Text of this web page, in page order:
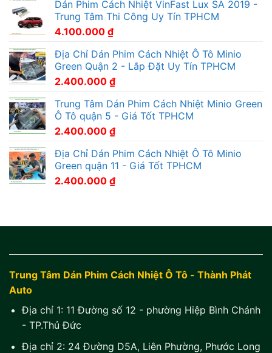
Dán Phim Cách Nhiệt VinFast Lux SA 2019 -
Trung Tâm Thi Công Uy Tín TPHCM
4.100.000 ₫
Địa Chỉ Dán Phim Cách Nhiệt Ô Tô Minio
Green Quận 2 - Lắp Đặt Uy Tín TPHCM
2.400.000 ₫
Trung Tâm Dán Phim Cách Nhiệt Minio Green
Ô Tô quận 5 - Giá Tốt TPHCM
2.400.000 ₫
Địa Chỉ Dán Phim Cách Nhiệt Ô Tô Minio
Green quận 11 - Giá Tốt TPHCM
2.400.000 ₫
Trung Tâm Dán Phim Cách Nhiệt Ô Tô - Thành Phát
Auto
Địa chỉ 1: 11 Đường số 12 - phường Hiệp Bình Chánh
- TP.Thủ Đức
Địa chỉ 2: 24 Đường D5A, Liên Phường, Phước Long